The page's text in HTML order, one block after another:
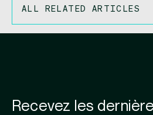
ALL RELATED ARTICLES
Recevez les